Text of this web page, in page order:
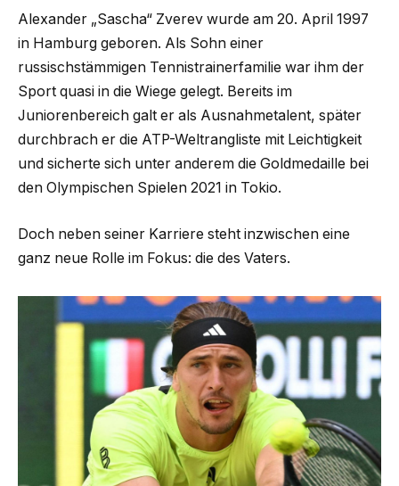
Alexander „Sascha“ Zverev wurde am 20. April 1997
in Hamburg geboren. Als Sohn einer
russischstämmigen Tennistrainerfamilie war ihm der
Sport quasi in die Wiege gelegt. Bereits im
Juniorenbereich galt er als Ausnahmetalent, später
durchbrach er die ATP-Weltrangliste mit Leichtigkeit
und sicherte sich unter anderem die Goldmedaille bei
den Olympischen Spielen 2021 in Tokio.
Doch neben seiner Karriere steht inzwischen eine
ganz neue Rolle im Fokus: die des Vaters.